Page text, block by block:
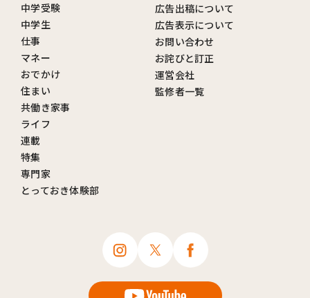
中学受験
中学生
仕事
マネー
おでかけ
住まい
共働き家事
ライフ
連載
特集
専門家
とっておき体験部
広告出稿について
広告表示について
お問い合わせ
お詫びと訂正
運営会社
監修者一覧